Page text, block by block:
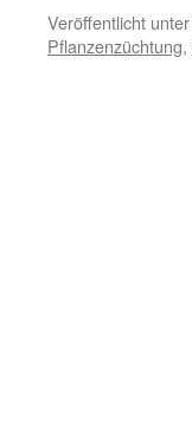
Veröffentlicht unter
Pflanzenzüchtung,